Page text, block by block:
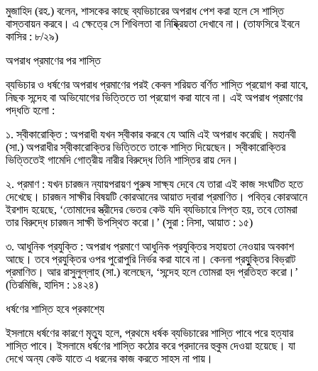
মুজাহিদ (রহ.) বলেন, শাসকের কাছে ব্যভিচারের অপরাধ পেশ করা হলে সে শাস্তি
বাস্তবায়ন করবে। এ ক্ষেত্রে সে শিথিলতা বা নিষ্ক্রিয়তা দেখাবে না। (তাফসিরে ইবনে
কাসির : ৮/২৯)
অপরাধ প্রমাণের পর শাস্তি
ব্যভিচার ও ধর্ষণের অপরাধ প্রমাণের পরই কেবল শরিয়ত বর্ণিত শাস্তি প্রয়োগ করা যাবে,
নিছক সন্দেহ বা অভিযোগের ভিত্তিতে তা প্রয়োগ করা যাবে না। এই অপরাধ প্রমাণের
পদ্ধতি হলো :
১. স্বীকারোক্তি : অপরাধী যখন স্বীকার করবে যে আমি এই অপরাধ করেছি। মহানবী
(সা.) অপরাধীর স্বীকারোক্তির ভিত্তিতে তাকে শাস্তি দিয়েছেন। স্বীকারোক্তির
ভিত্তিতেই গামেদি গোত্রীয় নারীর বিরুদ্ধে তিনি শাস্তির রায় দেন।
২. প্রমাণ : যখন চারজন ন্যায়পরায়ণ পুরুষ সাক্ষ্য দেবে যে তারা এই কাজ সংঘটিত হতে
দেখেছে। চারজন সাক্ষীর বিষয়টি কোরআনের আয়াত দ্বারা প্রমাণিত। পবিত্র কোরআনে
ইরশাদ হয়েছে, ‘তোমাদের স্ত্রীদের ভেতর কেউ যদি ব্যভিচারে লিপ্ত হয়, তবে তোমরা
তার বিরুদ্ধে চারজন সাক্ষী উপস্থিত করো।’ (সুরা : নিসা, আয়াত : ১৫)
৩. আধুনিক প্রযুক্তি : অপরাধ প্রমাণে আধুনিক প্রযুক্তির সহায়তা নেওয়ার অবকাশ
আছে। তবে প্রযুক্তির ওপর পুরোপুরি নির্ভর করা যাবে না। কেননা প্রযুুক্তির বিভ্রাট
প্রমাণিত। আর রাসুলুল্লাহ (সা.) বলেছেন, ‘সন্দেহ হলে তোমরা হদ প্রতিহত করো।’
(তিরমিজি, হাদিস : ১৪২৪)
ধর্ষণের শাস্তি হবে প্রকাশ্যে
ইসলামে ধর্ষণের কারণে মৃত্যু হলে, প্রথমে ধর্ষক ব্যভিচারের শাস্তি পাবে পরে হত্যার
শাস্তি পাবে। ইসলামে ধর্ষণের শাস্তি কঠোর করে প্রদানের হুকুম দেওয়া হয়েছে। যা
দেখে অন্য কেউ যাতে এ ধরনের কাজ করতে সাহস না পায়।